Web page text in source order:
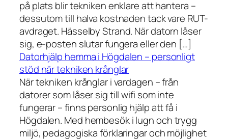
på plats blir tekniken enklare att hantera –
dessutom till halva kostnaden tack vare RUT-
avdraget. Hässelby Strand. När datorn låser
sig, e-posten slutar fungera eller den […]
Datorhjälp hemma i Högdalen – personligt
stöd när tekniken krånglar
När tekniken krånglar i vardagen – från
datorer som låser sig till wifi som inte
fungerar – finns personlig hjälp att få i
Högdalen. Med hembesök i lugn och trygg
miljö, pedagogiska förklaringar och möjlighet